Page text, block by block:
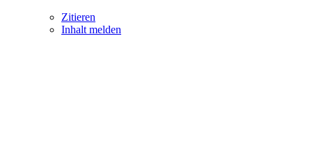
Zitieren
Inhalt melden